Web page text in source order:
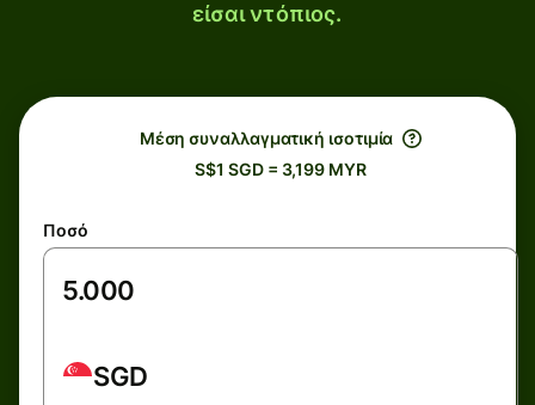
είσαι ντόπιος.
Μέση συναλλαγματική ισοτιμία
S$1 SGD = 3,199 MYR
Ποσό
SGD